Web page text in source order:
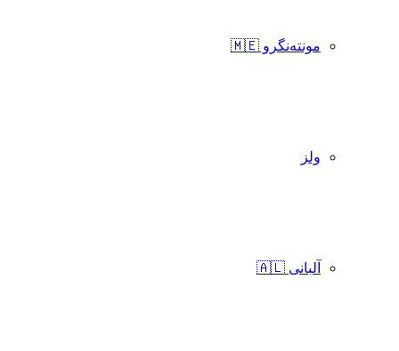
مونته‌نگرو 🇲🇪
ولز
آلبانی 🇦🇱